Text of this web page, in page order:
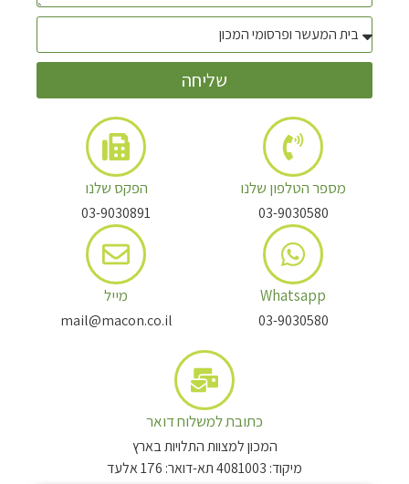
שליחה
מספר הטלפון שלנו
03-9030580
Whatsapp
03-9030580
הפקס שלנו
03-9030891
מייל
mail@macon.co.il
כתובת למשלוח דואר
המכון למצוות התלויות בארץ
מיקוד: 4081003 תא-דואר: 176 אלעד